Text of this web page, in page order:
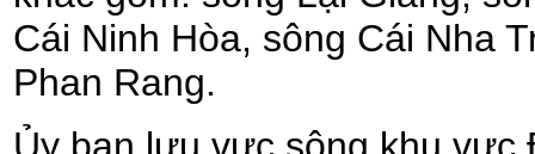
Cái Ninh Hòa, sông Cái Nha
Phan Rang.